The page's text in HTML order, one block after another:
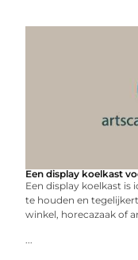
Een display koelkast
Een display koelkast is
te houden en
winkel, horecazaak of
...